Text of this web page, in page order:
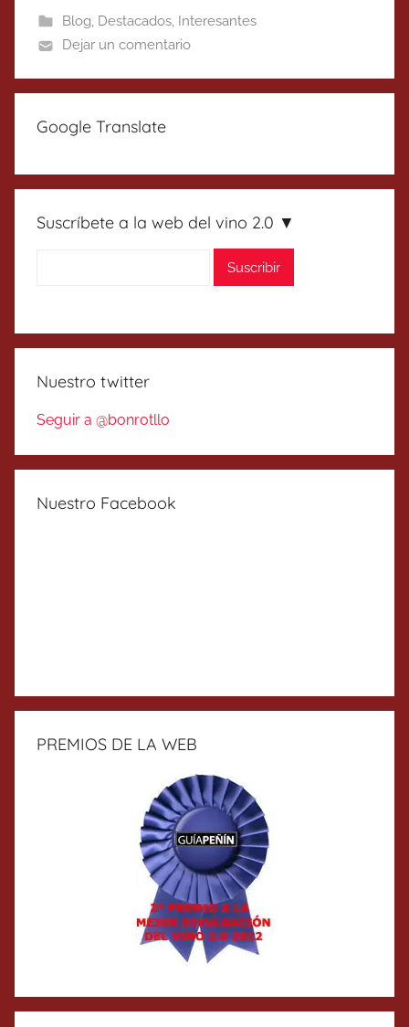
Blog, Destacados, Interesantes
Dejar un comentario
Google Translate
Suscríbete a la web del vino 2.0 ▼
Nuestro twitter
Seguir a @bonrotllo
Nuestro Facebook
PREMIOS DE LA WEB